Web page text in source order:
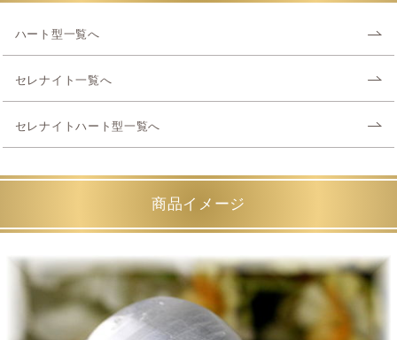
ハート型一覧へ
セレナイト一覧へ
セレナイトハート型一覧へ
商品イメージ